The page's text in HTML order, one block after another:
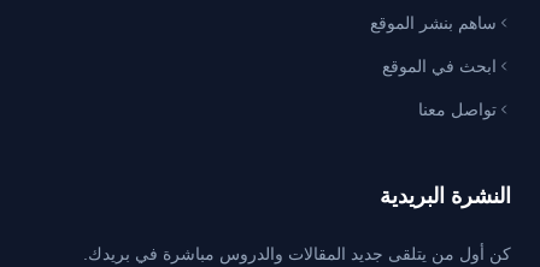
ساهم بنشر الموقع
ابحث في الموقع
تواصل معنا
النشرة البريدية
كن أول من يتلقى جديد المقالات والدروس مباشرة في بريدك.